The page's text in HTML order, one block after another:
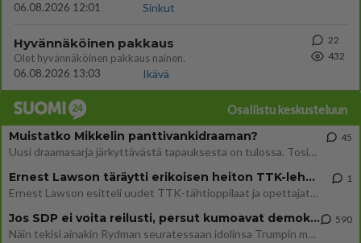
06.08.2026 12:01
Sinkut
Hyvännäköinen pakkaus
Olet hyvännäköinen pakkaus nainen.
06.08.2026 13:03
Ikävä
22
432
Osallistu keskusteluun
Muistatko Mikkelin panttivankidraaman?
Uusi draamasarja järkyttävästä tapauksesta on tulossa. Tositapahtumiin perustuva sarja ammentaa vuoden 1986 Mikkelin pan
45
Ernest Lawson täräytti erikoisen heiton TTK-lehdistötilaisuudessa: " Onko tässä tarkoituksena...?"
Ernest Lawson esitteli uudet TTK-tähtioppilaat ja opettajat torstaina 6.8. lehdistölle. Tulevalla kaudella on yksi hausk
1
Jos SDP ei voita reilusti, persut kumoavat demokratian Suomesta
Näin tekisi ainakin Rydman seuratessaan idolinsa Trumpin mallia https://www.is.fi/politiikka/art-2000012187244.html
590